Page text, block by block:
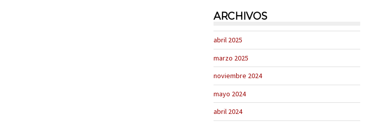
ARCHIVOS
abril 2025
marzo 2025
noviembre 2024
mayo 2024
abril 2024